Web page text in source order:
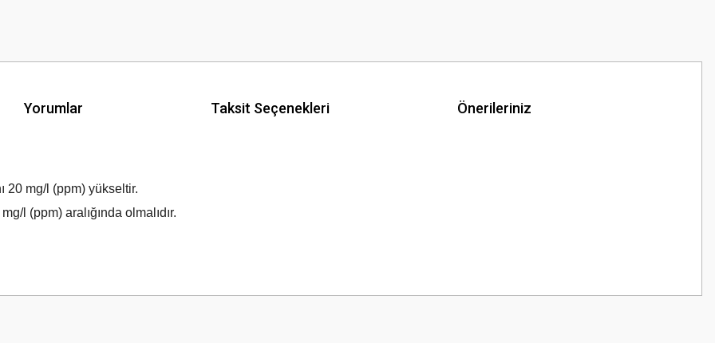
Yorumlar Taksit Seçenekleri Önerileriniz
20 mg/l (ppm) yükseltir.
l (ppm) aralığında olmalıdır.